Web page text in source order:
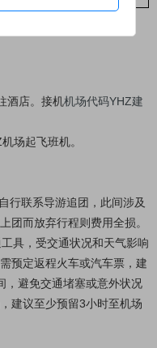
酒店。接机机场代码YHZ建
场起飞班机。
行联系导游追团，此间涉及
团而放弃行程则费用全损。
具，受交通状况和天气影响
预定返程火车或汽车票，建
，避免交通堵塞或意外状况
建议至少预留3小时至机场